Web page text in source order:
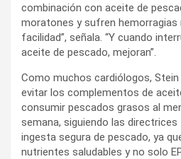
combinación con aceite de
moratones y sufren hemorragias
facilidad”, señala. “Y cuando
aceite de pescado, mejoran”.
Como muchos cardiólogos,
evitar los complementos de
consumir pescados grasos al
semana, siguiendo las
ingesta segura de pescado, ya
nutrientes saludables y no solo